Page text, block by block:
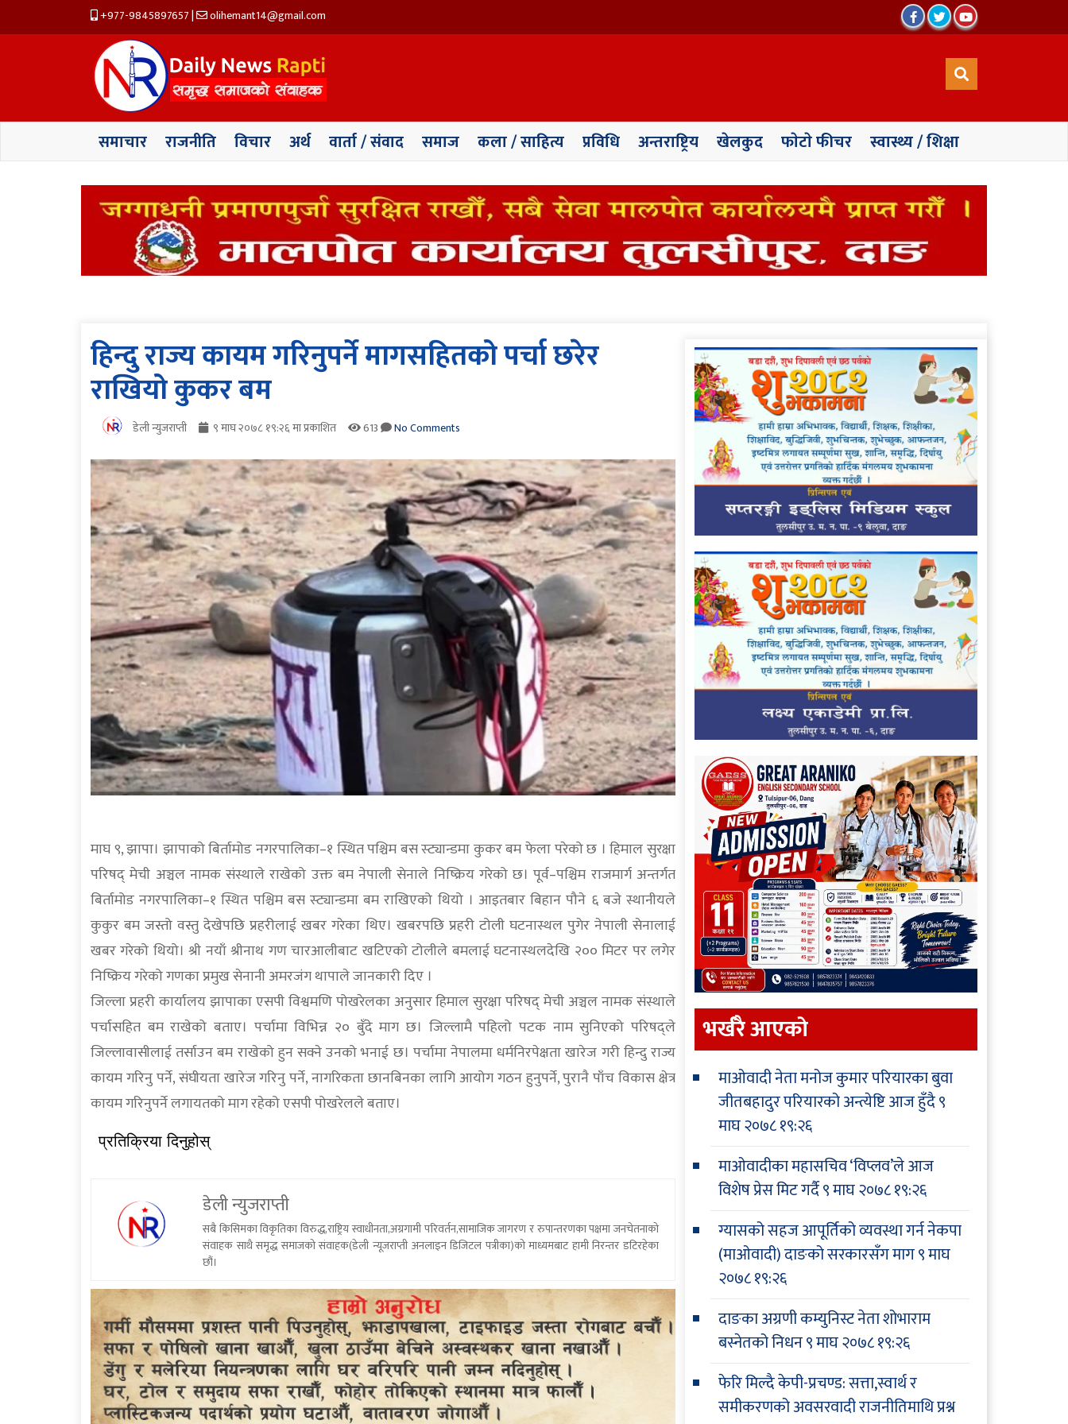
+977-9845897657| olihemant14@gmail.com
समाचार राजनीति विचार अर्थ वार्ता / संवाद समाज कला / साहित्य प्रविधि अन्तराष्ट्रिय खेलकुद फाेटाे फीचर स्वास्थ्य / शिक्षा
हिन्दु राज्य कायम गरिनुपर्ने मागसहितको पर्चा छरेर
राखियो कुकर बम
डेली न्युजराप्ती ९ माघ २०७८ १९:२६ मा प्रकाशित 613 No Comments
माघ ९, झापा। झापाको बिर्तामोड नगरपालिका–१ स्थित पश्चिम बस स्ट्यान्डमा कुकर बम फेला परेको छ । हिमाल सुरक्षा
परिषद् मेची अञ्चल नामक संस्थाले राखेको उक्त बम नेपाली सेनाले निष्क्रिय गरेको छ। पूर्व–पश्चिम राजमार्ग अन्तर्गत
बिर्तामोड नगरपालिका–१ स्थित पश्चिम बस स्ट्यान्डमा बम राखिएको थियो । आइतबार बिहान पौने ६ बजे स्थानीयले
कुकुर बम जस्तो वस्तु देखेपछि प्रहरीलाई खबर गरेका थिए। खबरपछि प्रहरी टोली घटनास्थल पुगेर नेपाली सेनालाई
खबर गरेको थियो। श्री नयाँ श्रीनाथ गण चारआलीबाट खटिएको टोलीले बमलाई घटनास्थलदेखि २०० मिटर पर लगेर
निष्क्रिय गरेको गणका प्रमुख सेनानी अमरजंग थापाले जानकारी दिए ।
जिल्ला प्रहरी कार्यालय झापाका एसपी विश्वमणि पोखरेलका अनुसार हिमाल सुरक्षा परिषद् मेची अञ्चल नामक संस्थाले
पर्चासहित बम राखेको बताए। पर्चामा विभिन्न २० बुँदे माग छ। जिल्लामै पहिलो पटक नाम सुनिएको परिषद्ले
जिल्लावासीलाई तर्साउन बम राखेको हुन सक्ने उनको भनाई छ। पर्चामा नेपालमा धर्मनिरपेक्षता खारेज गरी हिन्दु राज्य
कायम गरिनु पर्ने, संघीयता खारेज गरिनु पर्ने, नागरिकता छानबिनका लागि आयोग गठन हुनुपर्ने, पुरानै पाँच विकास क्षेत्र
कायम गरिनुपर्ने लगायतको माग रहेको एसपी पोखरेलले बताए।
प्रतिक्रिया दिनुहोस्
डेली न्युजराप्ती
सबै किसिमका विकृतिका विरुद्ध,राष्ट्रिय स्वाधीनता,अग्रगामी परिवर्तन,सामाजिक जागरण र रुपान्तरणका पक्षमा जनचेतनाको
संवाहक साथै समृद्ध समाजको संवाहक(डेली न्यूजराप्ती अनलाइन डिजिटल पत्रीका)को माध्यमबाट हामी निरन्तर डटिरहेका
छौं।
भर्खरै आएकाे
माओवादी नेता मनोज कुमार परियारका बुवा
जीतबहादुर परियारको अन्त्येष्टि आज हुँदै९
माघ २०७८ १९:२६
माओवादीका महासचिव ‘विप्लव’ले आज
विशेष प्रेस मिट गर्दै९ माघ २०७८ १९:२६
ग्यासको सहज आपूर्तिको व्यवस्था गर्न नेकपा
(माओवादी) दाङको सरकारसँग माग९ माघ
२०७८ १९:२६
दाङका अग्रणी कम्युनिस्ट नेता शोभाराम
बस्नेतको निधन९ माघ २०७८ १९:२६
फेरि मिल्दै केपी-प्रचण्ड: सत्ता,स्वार्थ र
समीकरणको अवसरवादी राजनीतिमाथि प्रश्न